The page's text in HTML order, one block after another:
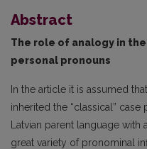
Abstract
The role of analogy in
personal pronouns
In the article it is assumed
inherited the “classical”
Latvian parent language
great variety of pronominal